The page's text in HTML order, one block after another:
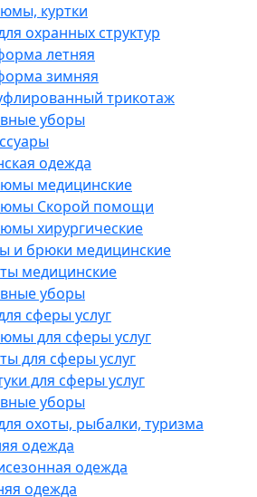
куртки
охранных структур
летняя
зимняя
трикотаж
уборы
одежда
медицинские
Скорой помощи
хирургические
и брюки медицинские
медицинские
уборы
сферы услуг
для сферы услуг
для сферы услуг
для сферы услуг
уборы
охоты, рыбалки, туризма
одежда
одежда
одежда